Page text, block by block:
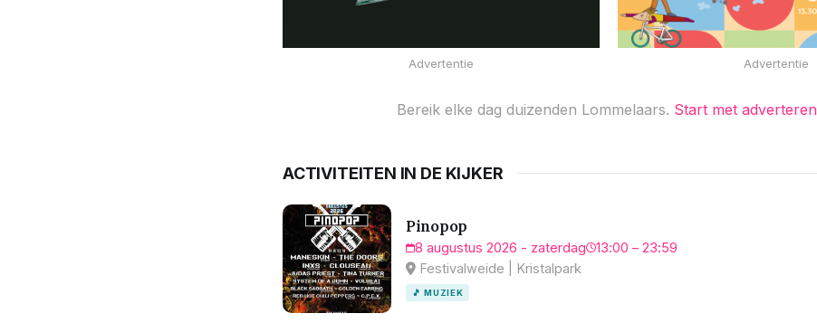
Advertentie Advertentie
Bereik elke dag duizenden Lommelaars. Start met adverteren
ACTIVITEITEN IN DE KIJKER
Pinopop
8 augustus 2026 - zaterdag
13:00 – 23:59
Festivalweide | Kristalpark
🎵 MUZIEK